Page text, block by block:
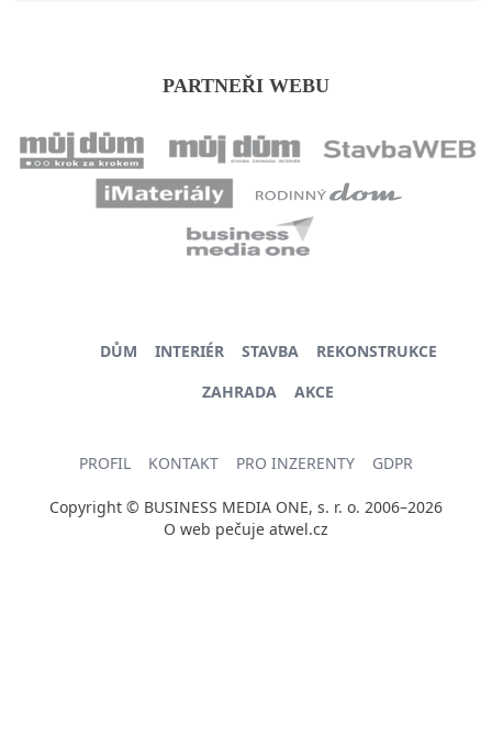
PARTNEŘI WEBU
DŮM INTERIÉR STAVBA
REKONSTRUKCE
ZAHRADA
AKCE
PROFIL KONTAKT PRO INZERENTY GDPR
Copyright © BUSINESS MEDIA ONE, s. r. o. 2006–2026